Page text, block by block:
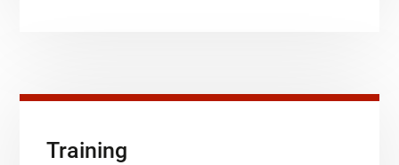
Training